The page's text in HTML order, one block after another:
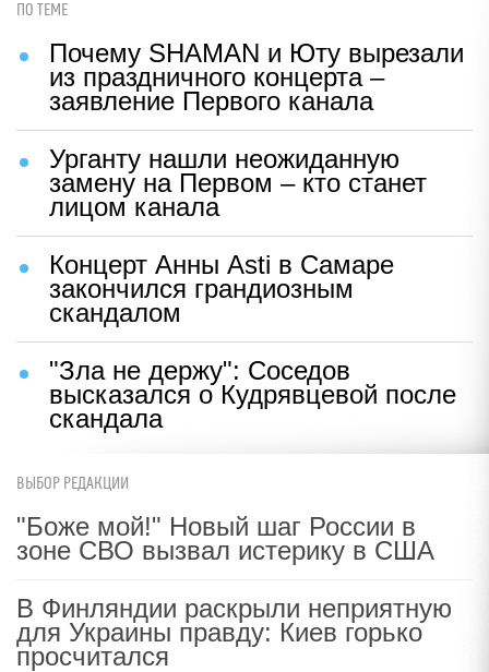
ПО ТЕМЕ
Почему SHAMAN и Юту вырезали
из праздничного концерта –
заявление Первого канала
Урганту нашли неожиданную
замену на Первом – кто станет
лицом канала
Концерт Анны Asti в Самаре
закончился грандиозным
скандалом
"Зла не держу": Соседов
высказался о Кудрявцевой после
скандала
ВЫБОР РЕДАКЦИИ
"Боже мой!" Новый шаг России в
зоне СВО вызвал истерику в США
В Финляндии раскрыли неприятную
для Украины правду: Киев горько
просчитался